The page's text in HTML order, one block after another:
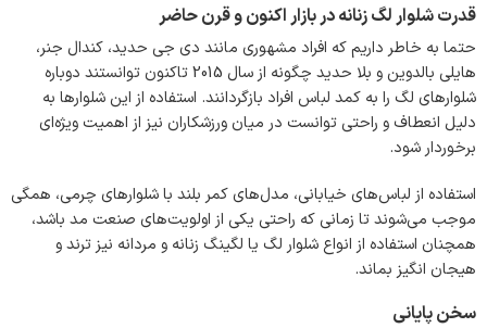
قدرت شلوار لگ زنانه در بازار اکنون و قرن حاضر
حتما به خاطر داریم که افراد مشهوری مانند دی جی حدید، کندال جنر،
هایلی بالدوین و بلا حدید چگونه از سال 2015 تاکنون توانستند دوباره
شلوارهای لگ را به کمد لباس افراد بازگردانند. استفاده از این شلوارها به
دلیل انعطاف و راحتی توانست در میان ورزشکاران نیز از اهمیت ویژه‌ای
برخوردار شود.
استفاده از لباس‌های خیابانی، مدل‌های کمر بلند با شلوارهای چرمی، همگی
موجب می‌شوند تا زمانی که راحتی یکی از اولویت‌های صنعت مد باشد،
همچنان استفاده از انواع شلوار لگ یا لگینگ زنانه و مردانه نیز ترند و
هیجان انگیز بماند.
سخن پایانی